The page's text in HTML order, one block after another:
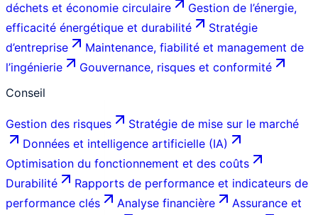
déchets et économie circulaire
Gestion de l’énergie,
efficacité énergétique et durabilité
Stratégie
d’entreprise
Maintenance, fiabilité et management de
l’ingénierie
Gouvernance, risques et conformité
Conseil
Gestion des risques
Stratégie de mise sur le marché
Données et intelligence artificielle (IA)
Optimisation du fonctionnement et des coûts
Durabilité
Rapports de performance et indicateurs de
performance clés
Analyse financière
Assurance et